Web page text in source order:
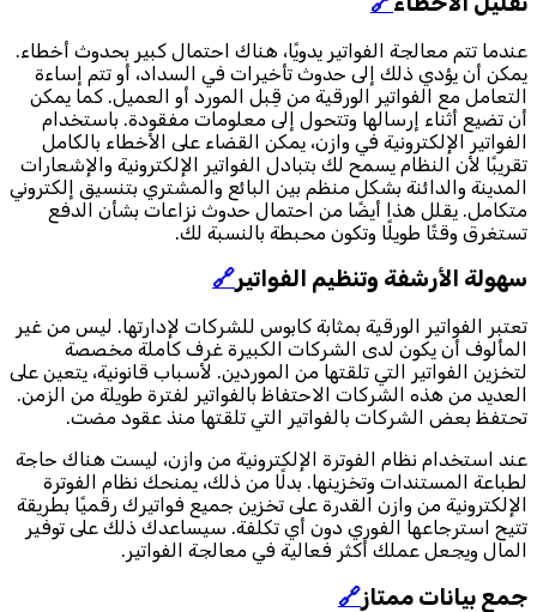
عندما تتم معالجة الفواتير يدويًا، هناك احتمال كبير بحدوث أخطاء.
يمكن أن يؤدي ذلك إلى حدوث تأخيرات في السداد، أو تتم إساءة
التعامل مع الفواتير الورقية من قِبل المورد أو العميل. كما يمكن
أن تضيع أثناء إرسالها وتتحول إلى معلومات مفقودة. باستخدام
الفواتير الإلكترونية في وازن، يمكن القضاء على الأخطاء بالكامل
تقريبًا لأن النظام يسمح لك بتبادل الفواتير الإلكترونية والإشعارات
المدينة والدائنة بشكل منظم بين البائع والمشتري بتنسيق إلكتروني
متكامل. يقلل هذا أيضًا من احتمال حدوث نزاعات بشأن الدفع
تستغرق وقتًا طويلًا وتكون محبطة بالنسبة لك.
سهولة الأرشفة وتنظيم الفواتير🔗
تعتبر الفواتير الورقية بمثابة كابوس للشركات لإدارتها. ليس من غير
المألوف أن يكون لدى الشركات الكبيرة غرف كاملة مخصصة
لتخزين الفواتير التي تلقتها من الموردين. لأسباب قانونية، يتعين على
العديد من هذه الشركات الاحتفاظ بالفواتير لفترة طويلة من الزمن.
تحتفظ بعض الشركات بالفواتير التي تلقتها منذ عقود مضت.
عند استخدام نظام الفوترة الإلكترونية من وازن، ليست هناك حاجة
لطباعة المستندات وتخزينها. بدلًا من ذلك، يمنحك نظام الفوترة
الإلكترونية من وازن القدرة على تخزين جميع فواتيرك رقميًا بطريقة
تتيح استرجاعها الفوري دون أي تكلفة. سيساعدك ذلك على توفير
المال ويجعل عملك أكثر فعالية في معالجة الفواتير.
جمع بيانات ممتاز🔗